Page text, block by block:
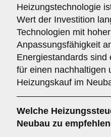
Heizungstechnologie
Wert der Investition
Technologien mit
Anpassungsfähigkeit
Energiestandards sind
für einen nachhaltigen
Heizungskauf im
Welche
Neubau zu